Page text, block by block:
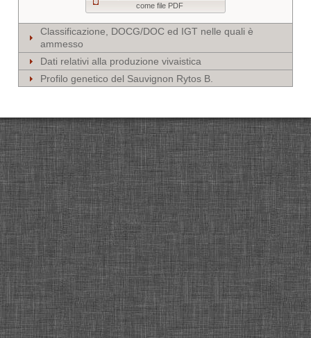
come file PDF
Classificazione, DOCG/DOC ed IGT nelle quali è
ammesso
Dati relativi alla produzione vivaistica
Profilo genetico del Sauvignon Rytos B.